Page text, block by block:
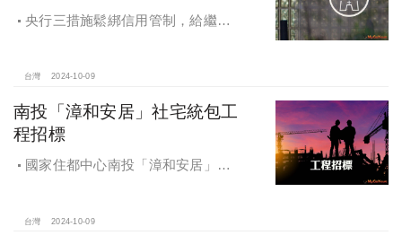
央行三措施鬆綁信用管制，給繼
台灣 2024-10-09
南投「漳和安居」社宅統包工
程招標
國家住都中心南投「漳和安居」社
台灣 2024-10-09